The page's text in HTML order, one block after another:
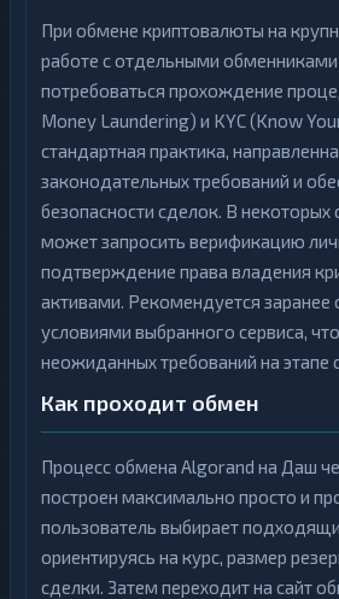
При обмене криптовалюты на
работе с отдельными
потребоваться прохождение
Money Laundering) и KYC (Know
стандартная практика,
законодательных требований и
безопасности сделок. В некоторых
может запросить верификацию
подтверждение права владения
активами. Рекомендуется заранее
условиями выбранного сервиса,
неожиданных требований на этапе
Как проходит обмен
Процесс обмена Algorand на Даш
построен максимально просто и
пользователь выбирает
ориентируясь на курс, размер
сделки. Затем переходит на сайт